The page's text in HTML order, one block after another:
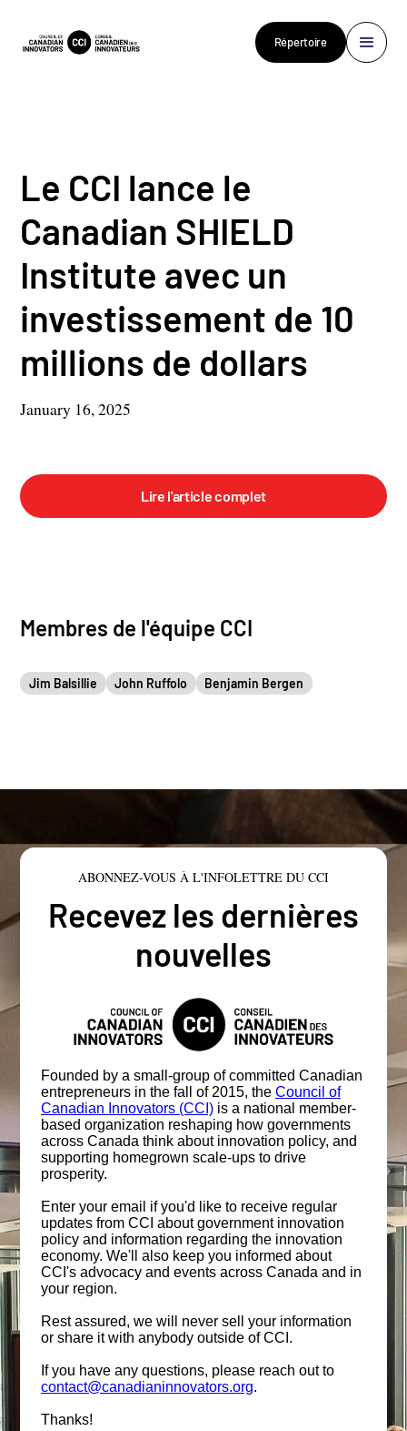
Répertoire
Le CCI lance le
Canadian SHIELD
Institute avec un
investissement de 10
millions de dollars
January 16, 2025
Lire l'article complet
Membres de l'équipe CCI
Jim Balsillie John Ruffolo Benjamin Bergen
ABONNEZ-VOUS À L'INFOLETTRE DU CCI
Recevez les dernières
nouvelles